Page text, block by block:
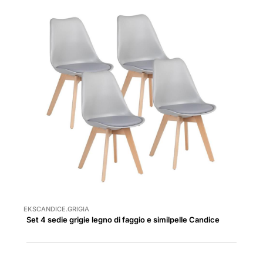
EKSCANDICE.GRIGIA
Set 4 sedie grigie legno di faggio e similpelle Candice